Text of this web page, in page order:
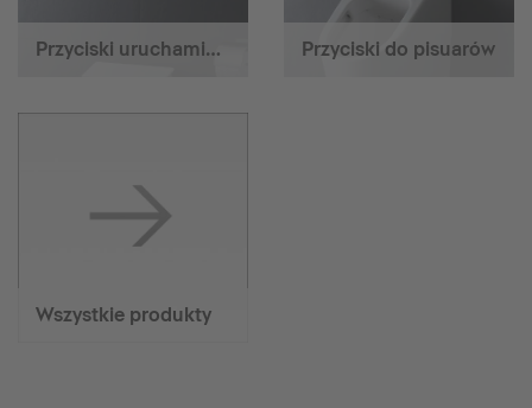
Przyciski uruchamiające Przyciski do pisuarów
Wszystkie produkty